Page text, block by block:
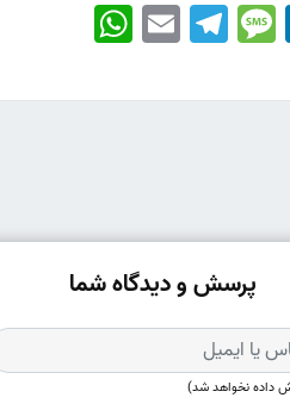
WhatsApp EmailTelegramMessage
پرسش و دیدگاه شما
داده نخواهد شد)